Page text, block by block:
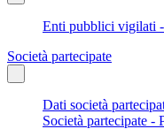
Enti pubblici vigilati
Società partecipate
Dati società
Società partecipate -